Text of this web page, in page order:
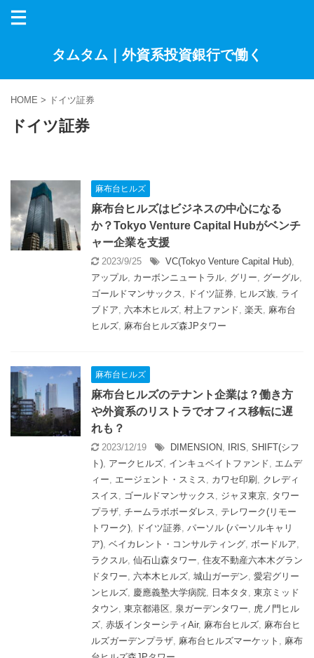
タムタム｜外資系投資銀行で働く
HOME > ドイツ証券
ドイツ証券
麻布台ヒルズ
麻布台ヒルズはビジネスの中心になる
か？Tokyo Venture Capital Hubがベンチ
ャー企業を支援
2023/9/25 VC(Tokyo Venture Capital Hub),
アップル, カーボンニュートラル, グリー, グーグル,
ゴールドマンサックス, ドイツ証券, ヒルズ族, ライ
ブドア, 六本木ヒルズ, 村上ファンド, 楽天, 麻布台
ヒルズ, 麻布台ヒルズ森JPタワー
麻布台ヒルズ
麻布台ヒルズのテナント企業は？働き方
や外資系のリストラでオフィス移転に遅
れも？
2023/12/19 DIMENSION, IRIS, SHIFT(シフ
ト), アークヒルズ, インキュベイトファンド, エムデ
ィー, エージェント・スミス, カワセ印刷 , クレディ
スイス, ゴールドマンサックス, ジャヌ東京, タワー
プラザ, チームラボボーダレス, テレワーク(リモー
トワーク), ドイツ証券, パーソル (パーソルキャリ
ア), ベイカレント・コンサルティング, ボードルア,
ラクスル, 仙石山森タワー, 住友不動産六本木グラン
ドタワー, 六本木ヒルズ, 城山ガーデン, 愛宕グリー
ンヒルズ, 慶應義塾大学病院, 日本タタ , 東京ミッド
タウン, 東京都港区, 泉ガーデンタワー, 虎ノ門ヒル
ズ, 赤坂インターシティAir, 麻布台ヒルズ, 麻布台ヒ
ルズガーデンプラザ, 麻布台ヒルズマーケット , 麻布